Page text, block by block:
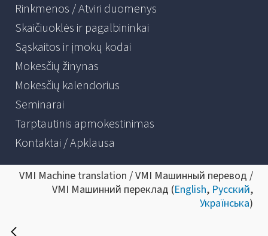
Rinkmenos / Atviri duomenys
Skaičiuoklės ir pagalbininkai
Sąskaitos ir įmokų kodai
Mokesčių žinynas
Mokesčių kalendorius
Seminarai
Tarptautinis apmokestinimas
Kontaktai / Apklausa
VMI Machine translation / VMI Машинный перевод /
VMI Машинний переклад (English, Русский,
Українська)